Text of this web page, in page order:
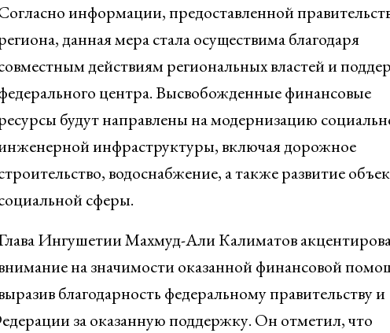
информации, предоставленной
данная мера стала осуществима благодаря
действиям региональных властей и
центра. Высвобожденные финансовые
будут направлены на модернизацию
инфраструктуры, включая дорожное
водоснабжение, а также развитие
сферы.
Ингушетии Махмуд-Али Калиматов
на значимости оказанной финансовой
благодарность федеральному правительству и
за оказанную поддержку. Он отметил, что